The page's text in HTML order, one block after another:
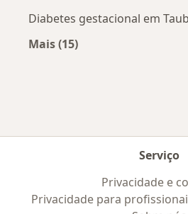
Diabetes gestacional em
Mais (15)
Serviço
Privacidade e
Privacidade para